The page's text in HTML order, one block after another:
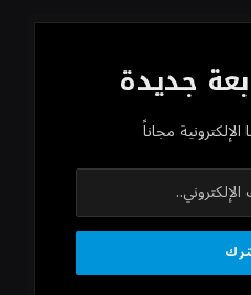
جديدة
مجاناً